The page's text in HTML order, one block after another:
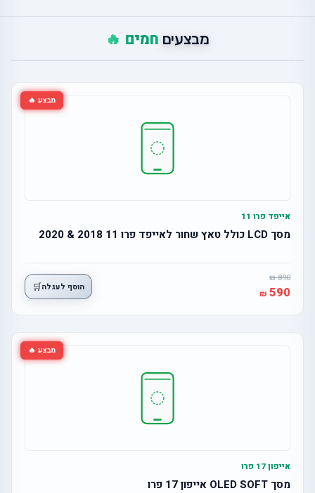
מבצעים חמים 🔥
מבצע 🔥
אייפד פרו 11
מסך LCD כולל טאץ שחור לאייפד פרו 11 2018 & 2020
890
590 הוסף לעגלה🛒
מבצע 🔥
אייפון 17 פרו
מסך OLED SOFT אייפון 17 פרו